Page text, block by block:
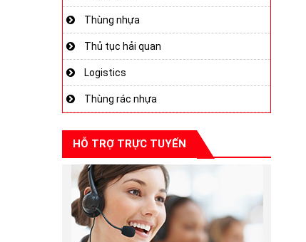
Thùng nhựa
Thủ tục hải quan
Logistics
Thùng rác nhựa
HỖ TRỢ TRỰC TUYẾN